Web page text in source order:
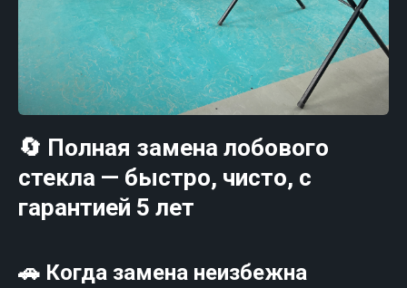
🔄 Полная замена лобового
стекла — быстро, чисто, с
гарантией 5 лет
🚗 Когда замена неизбежна